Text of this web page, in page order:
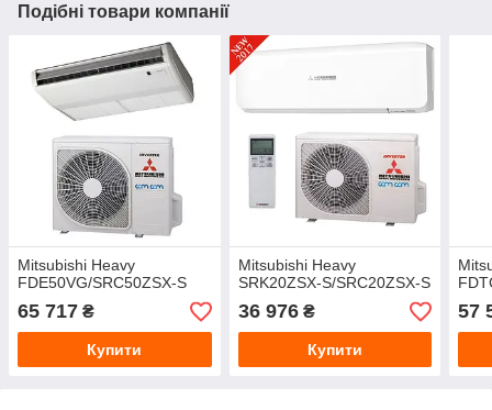
Подібні товари компанії
Mitsubishi Heavy
FDE50VG/SRC50ZSX-S
65 717 ₴
Купити
Mitsubishi Heavy
SRK20ZSX-S/SRC20ZSX-S
36 976₴
Купити
57